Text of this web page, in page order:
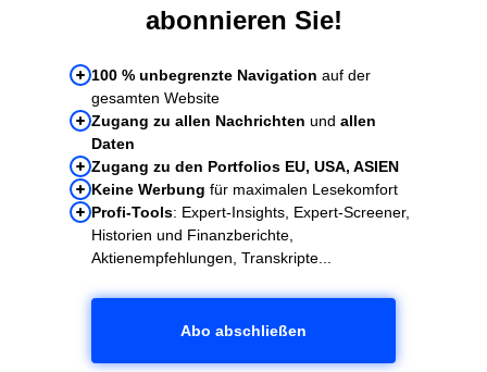
abonnieren Sie!
100 % unbegrenzte Navigation auf der
gesamten Website
Zugang zu allen Nachrichten und allen
Daten
Zugang zu den Portfolios EU, USA, ASIEN
Keine Werbung für maximalen Lesekomfort
Profi-Tools: Expert-Insights, Expert-Screener,
Historien und Finanzberichte,
Aktienempfehlungen, Transkripte...
Abo abschließen